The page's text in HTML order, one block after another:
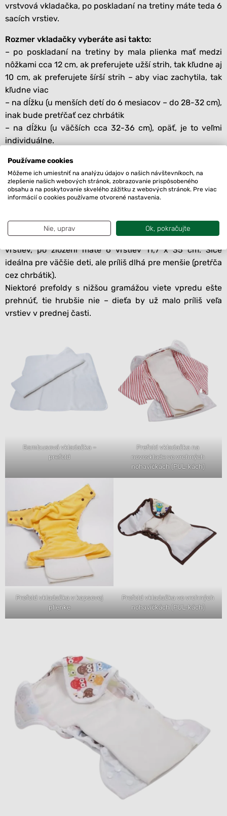
vrstvová vkladačka, po poskladaní na tretiny máte teda 6
sacích vrstiev.
Rozmer vkladačky vyberáte asi takto:
– po poskladaní na tretiny by mala plienka mať medzi
nôžkami cca 12 cm, ak preferujete užší strih, tak kľudne aj
10 cm, ak preferujete šírší strih – aby viac zachytila, tak
kľudne viac
– na dĺžku (u menších detí do 6 mesiacov – do 28-32 cm),
inak bude pretŕčať cez chrbátik
– na dĺžku (u väčších cca 32-36 cm), opäť, je to veľmi
individuálne.
Štvorcový alebo obdĺžnikový prefold?
Pr. 1: Prefold s rozmermi 28 x 35 cm viete poskladať na 6
vrstiev priečne aj pozdĺžne, pre menšie deti máte po
zložení 11,7 x 28 cm, pre väčšie deti 9,3 x 35 cm
nezachytí toľko tekutiny).
Pr. 2: Prefold s rozmermi 35 x 35 cm viete poskladať na 6
vrstiev, po zložení máte 6 vrstiev 11,7 x 35 cm. Síce
ideálna pre väčšie deti, ale príliš dlhá pre menšie (pretŕča
cez chrbátik).
Niektoré prefoldy s nižšou gramážou viete vpredu ešte
prehnúť, tie hrubšie nie – dieťa by už malo príliš veľa
vrstiev v prednej časti.
Bambusová vkladačka –
prefold
Prefold vkladačka na
novosklade vo vrchných
nohavičkách (PUL-kách)
Prefold vkladačka v kapsovej
plienke
Prefold vkladačka vo vrchných
nohavičkách (PUL-kách)
Používame cookies
Môžeme ich umiestniť na analýzu údajov o našich návštevníkoch, na
zlepšenie našich webových stránok, zobrazovanie prispôsobeného
obsahu a na poskytovanie skvelého zážitku z webových stránok. Pre viac
informácií o cookies používame otvorené nastavenia.
Nie, uprav Ok, pokračujte